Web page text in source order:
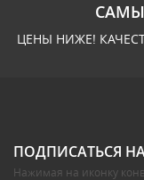
ЦЕНЫ НИЖЕ!
ПОДПИСАТЬСЯ
Нажимая на иконку